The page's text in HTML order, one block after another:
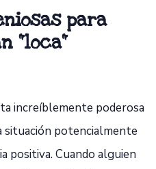
para
"loca"
increíblemente poderosa
situación potencialmente
positiva. Cuando alguien